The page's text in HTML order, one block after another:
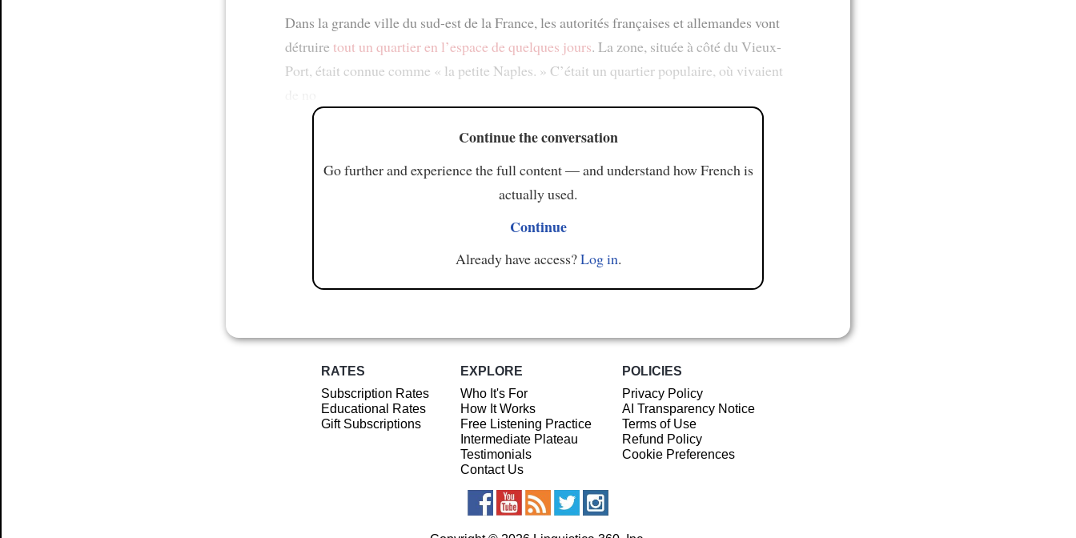
Dans la grande ville du sud-est de la France, les autorités françaises et allemandes vont
détruiretout un quartieren l’espace de quelques jours. La zone, située à côté du Vieux-
Port, était connue comme « la petite Naples. » C’était un quartier populaire, où vivaient
Continue the conversation
Go further and experience the full content — and understand how French is
actually used.
Continue
Already have access?Log in.
RATES
Subscription Rates
Educational Rates
Gift Subscriptions
EXPLORE
Who It's For
How It Works
Free Listening Practice
Intermediate Plateau
Testimonials
Contact Us
POLICIES
Privacy Policy
AI Transparency Notice
Terms of Use
Refund Policy
Cookie Preferences